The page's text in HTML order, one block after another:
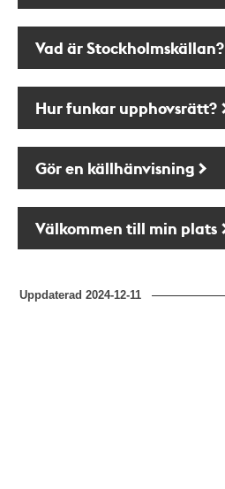
Vad är Stockholmskällan?
Hur funkar upphovsrätt?
Gör en källhänvisning
Välkommen till min plats
Uppdaterad2024-12-11